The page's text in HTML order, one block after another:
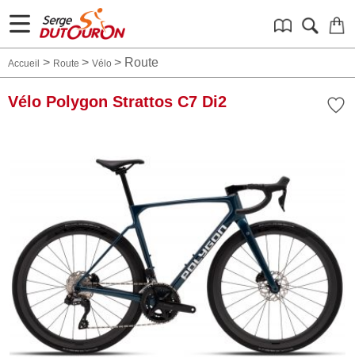
Accueil > Route > Vélo > Route
Vélo Polygon Strattos C7 Di2